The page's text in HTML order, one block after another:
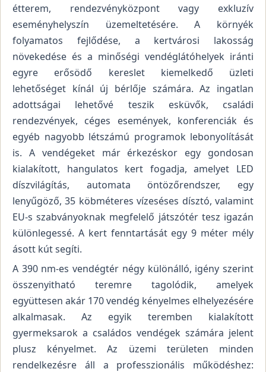
étterem, rendezvényközpont vagy exkluzív
eseményhelyszín üzemeltetésére. A környék
folyamatos fejlődése, a kertvárosi lakosság
növekedése és a minőségi vendéglátóhelyek iránti
egyre erősödő kereslet kiemelkedő üzleti
lehetőséget kínál új bérlője számára. Az ingatlan
adottságai lehetővé teszik esküvők, családi
rendezvények, céges események, konferenciák és
egyéb nagyobb létszámú programok lebonyolítását
is. A vendégeket már érkezéskor egy gondosan
kialakított, hangulatos kert fogadja, amelyet LED
díszvilágítás, automata öntözőrendszer, egy
lenyűgöző, 35 köbméteres vízeséses dísztó, valamint
EU-s szabványoknak megfelelő játszótér tesz igazán
különlegessé. A kert fenntartását egy 9 méter mély
ásott kút segíti.
A 390 nm-es vendégtér négy különálló, igény szerint
összenyitható teremre tagolódik, amelyek
együttesen akár 170 vendég kényelmes elhelyezésére
alkalmasak. Az egyik teremben kialakított
gyermeksarok a családos vendégek számára jelent
plusz kényelmet. Az üzemi területen minden
rendelkezésre áll a professzionális működéshez: